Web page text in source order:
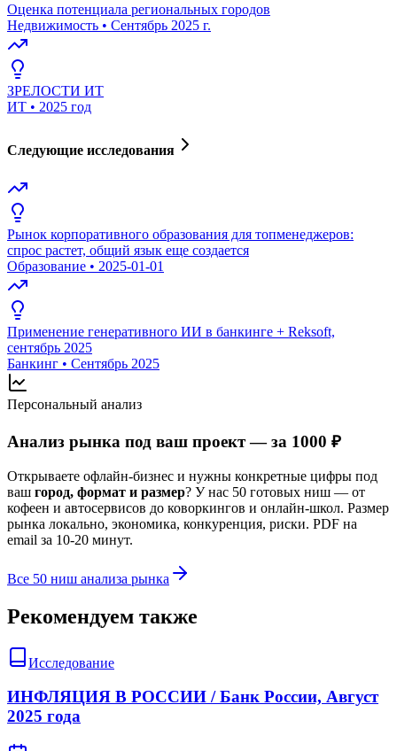
Оценка потенциала региональных городов
Недвижимость • Сентябрь 2025 г.
ЗРЕЛОСТИ ИТ
ИТ • 2025 год
Следующие исследования
Рынок корпоративного образования для топменеджеров:
спрос растет, общий язык еще создается
Образование • 2025-01-01
Применение генеративного ИИ в банкинге + Reksoft,
сентябрь 2025
Банкинг • Сентябрь 2025
Персональный анализ
Анализ рынка под ваш проект — за 1000 ₽
Открываете офлайн-бизнес и нужны конкретные цифры под
ваш город, формат и размер? У нас 50 готовых ниш — от
кофеен и автосервисов до коворкингов и онлайн-школ. Размер
рынка локально, экономика, конкуренция, риски. PDF на
email за 10-20 минут.
Все 50 ниш анализа рынка
Рекомендуем также
Исследование
ИНФЛЯЦИЯ В РОССИИ / Банк России, Август
2025 года